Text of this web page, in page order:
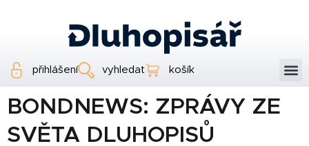
přihlášení vyhledat košík
BONDNEWS: ZPRÁVY ZE
SVĚTA DLUHOPISŮ